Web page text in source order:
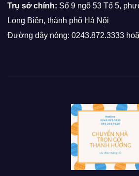
Trụ sở chính: Số 9 ngõ 53 Tổ 5,
Long Biên, thành phố Hà Nội
Đường dây nóng: 0243.872.3333